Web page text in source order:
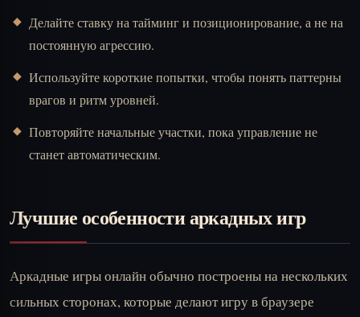
Делайте ставку на тайминг и позиционирование, а не на
постоянную агрессию.
Используйте короткие попытки, чтобы понять паттерны
врагов и ритм уровней.
Повторяйте начальные участки, пока управление не
станет автоматическим.
Лучшие особенности аркадных игр
Аркадные игры онлайн обычно построены на нескольких
сильных сторонах, которые делают игру в браузере